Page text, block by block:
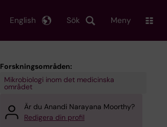
Sök
English Meny
Forskningsområden:
Mikrobiologi inom det medicinska
området
Är du Anandi Narayana Moorthy?
Redigera din profil